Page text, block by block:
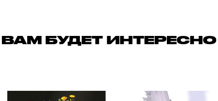
ВАМ БУДЕТ ИНТЕРЕСНО